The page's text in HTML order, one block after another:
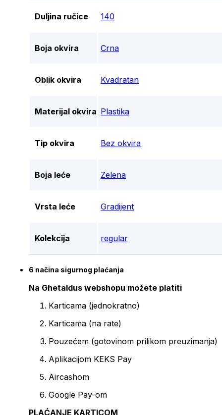
Duljina ručice 140
Boja okvira Crna
Oblik okvira Kvadratan
Materijal okvira Plastika
Tip okvira Bez okvira
Boja leće Zelena
Vrsta leće Gradijent
Kolekcija regular
6 načina sigurnog plaćanja
Na Ghetaldus webshopu možete platiti
Karticama (jednokratno)
Karticama (na rate)
Pouzećem (gotovinom prilikom preuzimanja)
Aplikacijom KEKS Pay
Aircashom
Google Pay-om
PLAĆANJE KARTICOM